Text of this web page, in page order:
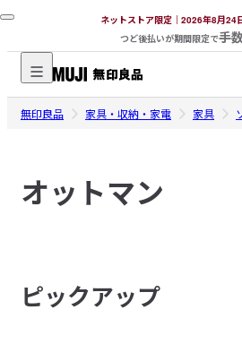
ネットストア限定｜2026年8月24
つど後払いが期間限定で手
無
印
ネ
ッ
ア
無印良品 家具・収納・家電 家具
オットマン
ピックアップ